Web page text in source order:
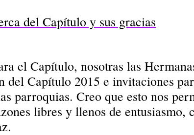
del Capítulo y sus gracias
el Capítulo, nosotras las
del Capítulo 2015 e invitaciones
parroquias. Creo que esto nos
libres y llenos de entusiasmo,